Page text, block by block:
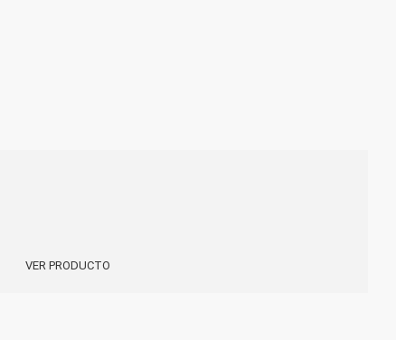
VER PRODUCTO